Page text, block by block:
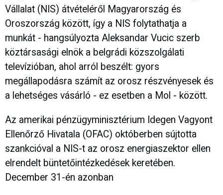
Vállalat (NIS) átvételéről Magyarország és
Oroszország között, így a NIS folytathatja a
munkát - hangsúlyozta Aleksandar Vucic szerb
köztársasági elnök a belgrádi közszolgálati
televízióban, ahol arról beszélt: gyors
megállapodásra számít az orosz részvényesek és
a lehetséges vásárló - ez esetben a Mol - között.
Az amerikai pénzügyminisztérium Idegen Vagyont
Ellenőrző Hivatala (OFAC) októberben sújtotta
szankcióval a NIS-t az orosz energiaszektor ellen
elrendelt büntetőintézkedések keretében.
December 31-én azonban